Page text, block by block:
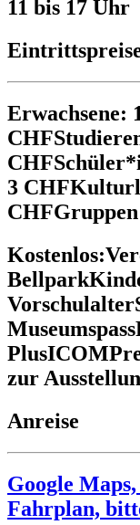
11 bis 17 Uhr
Erwachsene:
CHF
CHF
3 CHF
CHF
Kostenlos:
Bellpark
Vorschulalter
Museumspass
PlusICOM
zur
Anreise
Google
Fahrplan,